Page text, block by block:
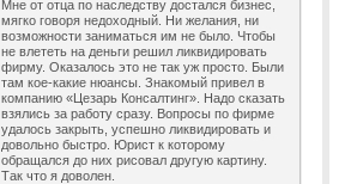
Мне от отца по наследству достался бизнес,
мягко говоря недоходный. Ни желания, ни
возможности заниматься им не было. Чтобы
не влететь на деньги решил ликвидировать
фирму. Оказалось это не так уж просто. Были
там кое-какие нюансы. Знакомый привел в
компанию «Цезарь Консалтинг». Надо сказать
взялись за работу сразу. Вопросы по фирме
удалось закрыть, успешно ликвидировать и
довольно быстро. Юрист к которому
обращался до них рисовал другую картину.
Так что я доволен.